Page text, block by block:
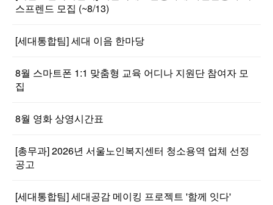
스프렌드 모집 (~8/13)
[세대통합팀] 세대 이음 한마당
8월 스마트폰 1:1 맞춤형 교육 어디나 지원단 참여자 모
집
8월 영화 상영시간표
[총무과] 2026년 서울노인복지센터 청소용역 업체 선정
공고
[세대통합팀] 세대공감 메이킹 프로젝트 '함께 잇다'